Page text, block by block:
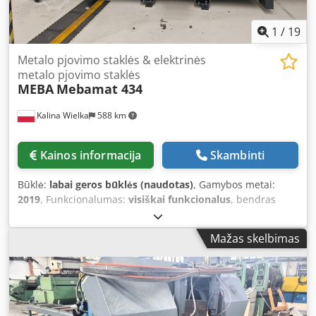
1 / 19
Kalina Wielka 588 km
Metalo pjovimo staklės & elektrinės
metalo pjovimo staklės
MEBA Mebamat 434
Kainos informacija Skambinti
Būklė: labai geros būklės (naudotas), Gamybos metai:
2019, Funkcionalumas: visiškai funkcionalus, bendras
, Laba diena, Dksdpfx Aezd Ag Sjfwor
Parduodame vokišką automatinę juostinę pjovimo staklę
Meba. Staklės yra praktiškai idealios būklės. Žemiau
pateikiamas įrenginio ir jo komplektacijos aprašymas.
Skirta visiškai automatinei ir produktyviai gamybai
pramonėje bei plieno prekyboje, tinkama pilnavidurių
medžiagų ir sunkiai apdirbamų medžiagų pjovimui. Dviejų
Mažas skelbimas